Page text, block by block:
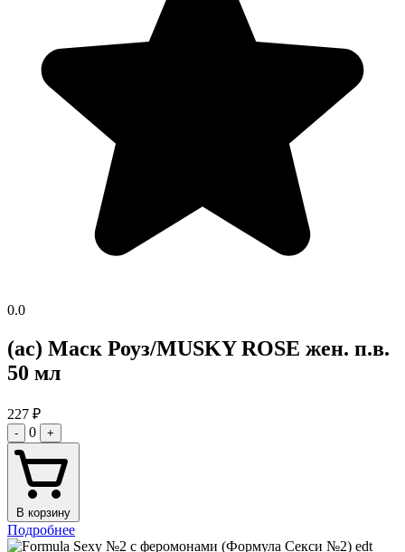
0.0
(ас) Маск Роуз/MUSKY ROSE жен. п.в.
50 мл
227 ₽
- 0 +
В корзину
Подробнее